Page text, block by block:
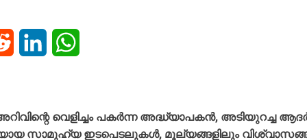
Reddit LinkedIn
വെളിച്ചം പകര്‍ന്ന അദ്ധ്യാപകന്‍, അടിയുറച്ച
സാമുഹ്യ ഇടപെടലുകള്‍, മൂല്യങ്ങളിലും